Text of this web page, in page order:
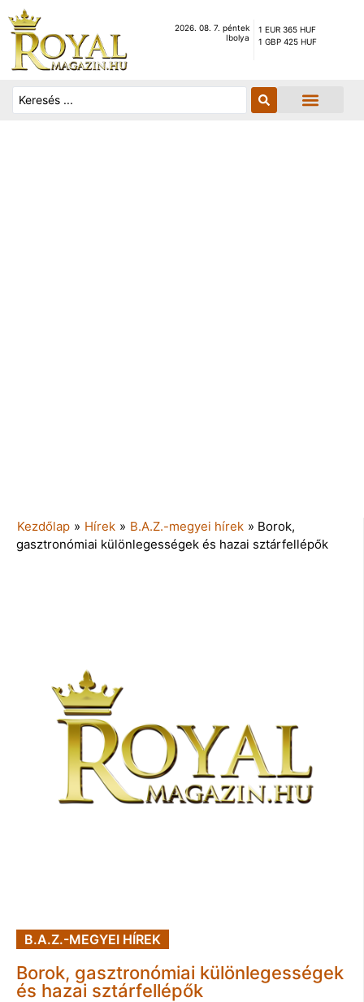
2026. 08. 7. péntek
Ibolya
1 EUR 365 HUF
1 GBP 425 HUF
Kezdőlap » Hírek » B.A.Z.-megyei hírek » Borok,
gasztronómiai különlegességek és hazai sztárfellépők
B.A.Z.-MEGYEI HÍREK
Borok, gasztronómiai különlegességek
és hazai sztárfellépők